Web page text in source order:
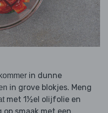
in dunne
in grove blokjes. Meng
met 1½el olijfolie en